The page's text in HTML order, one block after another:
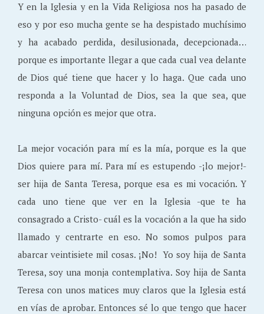
Y en la Iglesia y en la Vida Religiosa nos ha pasado de
eso y por eso mucha gente se ha despistado muchísimo
y ha acabado perdida, desilusionada, decepcionada…
porque es importante llegar a que cada cual vea delante
de Dios qué tiene que hacer y lo haga. Que cada uno
responda a la Voluntad de Dios, sea la que sea, que
ninguna opción es mejor que otra.
La mejor vocación para mí es la mía, porque es la que
Dios quiere para mí. Para mí es estupendo -¡lo mejor!-
ser hija de Santa Teresa, porque esa es mi vocación. Y
cada uno tiene que ver en la Iglesia -que te ha
consagrado a Cristo- cuál es la vocación a la que ha sido
llamado y centrarte en eso. No somos pulpos para
abarcar veintisiete mil cosas. ¡No! Yo soy hija de Santa
Teresa, soy una monja contemplativa. Soy hija de Santa
Teresa con unos matices muy claros que la Iglesia está
en vías de aprobar. Entonces sé lo que tengo que hacer